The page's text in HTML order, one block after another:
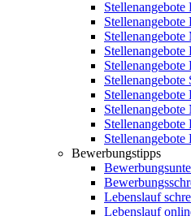
Stellenangebote
Stellenangebote
Stellenangebote
Stellenangebote
Stellenangebote
Stellenangebote
Stellenangebote
Stellenangebote
Stellenangebote
Stellenangebote
Bewerbungstipps
Lebenslauf
Lebenslauf